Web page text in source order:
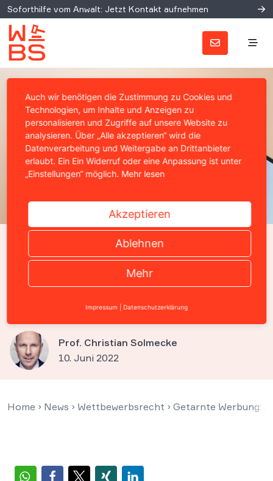
Soforthilfe vom Anwalt: Jetzt Kontakt aufnehmen
Amazon muss
Kunderezensionen kenntlich
Prof. Christian Solmecke
10. Juni 2022
Home › News › Wettbewerbsrecht › Getarnte Werbung:
Auch wir benötigen die Zustimmung zu Cookies und
Technologien, um Inhalte und Anzeigen zu
personalisieren und Zugriffe auf unsere Website zu
analysieren. Über „Alle akzeptieren“ wird die
Datenverarbeitung und Weitergabe an Drittanbieter
erlaubt. Ein Ein Widerruf oder eine Anpassung ist unter
„Einstellungen“ möglich. Mehr lesen
Akzeptieren
Ablehnen
Mehr
Impressum Datenschutzerklärung